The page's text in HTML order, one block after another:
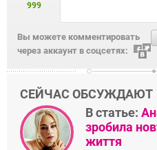
999
Вы можете комментировать
через аккаунт в соцсетях:
СЕЙЧАС ОБСУЖДАЮТ
В статье:
зробила
життя